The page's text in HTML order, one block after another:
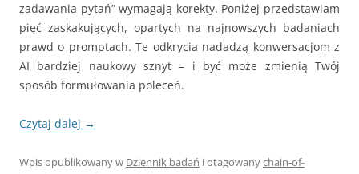
zadawania pytań” wymagają korekty. Poniżej przedstawiam
pięć zaskakujących, opartych na najnowszych badaniach
prawd o promptach. Te odkrycia nadadzą konwersacjom z
AI bardziej naukowy sznyt – i być może zmienią Twój
sposób formułowania poleceń.
Czytaj dalej →
Wpis opublikowany w Dziennik badań i otagowanychain-of-